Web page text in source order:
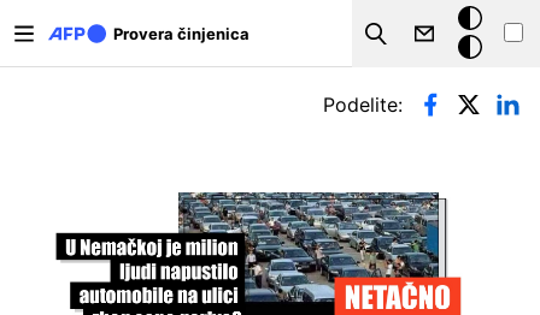
Provera činjenica
Search
Tamna
pozadina
Примарни табови
Podelite: